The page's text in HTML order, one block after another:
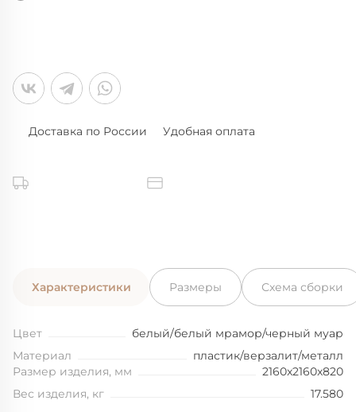
Доставка по России Удобная оплата
Характеристики Размеры Схема сборки
Цвет
белый/белый мрамор/черный муар
Материал
пластик/верзалит/металл
Размер изделия, мм
2160x2160x820
Вес изделия, кг
17.580